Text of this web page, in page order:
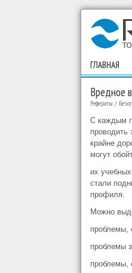
ГЛАВНАЯ
Вредное
Рефераты /
С каждым
проводить
крайне
могут
их
стали
профиля.
Можно
проблемы,
проблемы
проблемы,